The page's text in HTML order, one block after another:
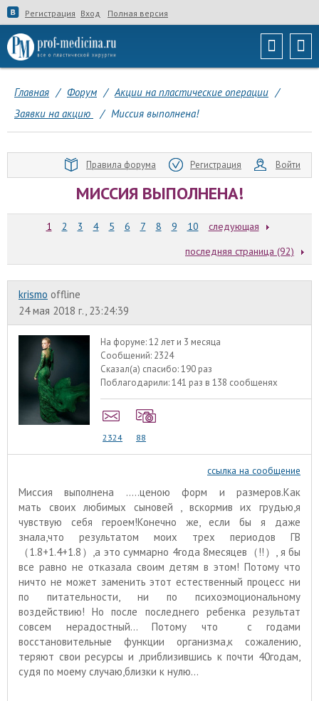
Регистрация Вход Полная версия
Главная / Форум / Акции на пластические операции /
Заявки на акцию
/ Миссия выполнена!
Правила форума Регистрация Войти
МИССИЯ ВЫПОЛНЕНА!
1 2 3 4 5 6 7 8 9 10
следующая
последняя страница (92)
krismo offline
24 мая 2018 г., 23:24:39
На форуме:12 лет и 3 месяца
Сообщений: 2324
Сказал(а) спасибо:190 раз
Поблагодарили:141 раз в 138 сообщенях
2324 88
ссылка на сообщение
Миссия выполнена .....ценою форм и размеров.Как
мать своих любимых сыновей , вскормив их грудью,я
чувствую себя героем!Конечно же, если бы я даже
знала,что результатом моих трех периодов ГВ
（1.8+1.4+1.8）,а это суммарно 4года 8месяцев（!!）, я бы
все равно не отказала своим детям в этом! Потому что
ничто не может заменить этот естественный процесс ни
по питательности, ни по психоэмоциональному
воздействию! Но после последнего ребенка результат
совсем нерадостный... Потому что с годами
восстановительные функции организма,к сожалению,
теряют свои ресурсы и ,приблизившись к почти 40годам,
судя по моему случаю,близки к нулю...